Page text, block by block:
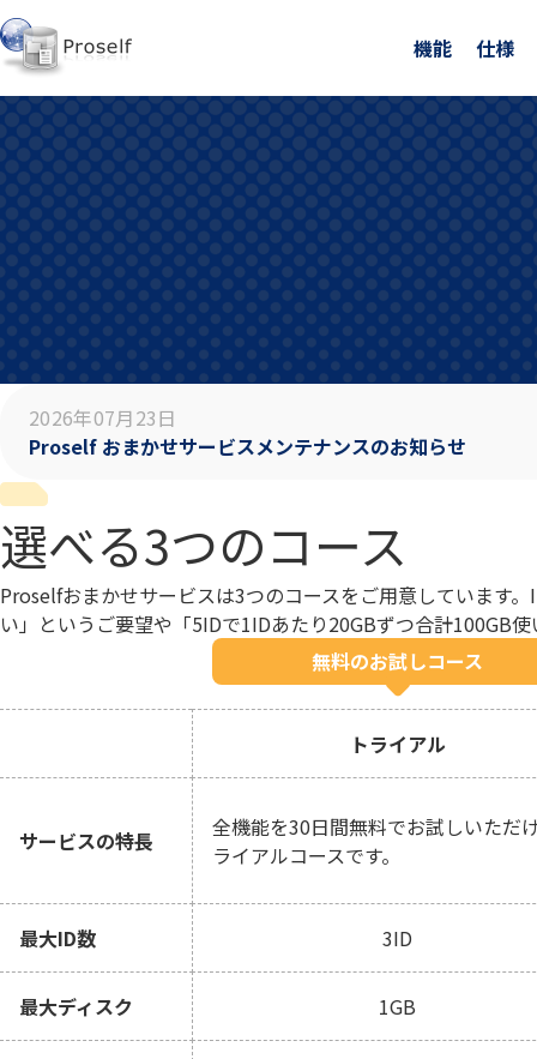
機能 仕様
2026年07月23日
Proself おまかせサービスメンテナンスのお知らせ
選べる3つのコース
Proselfおまかせサービスは3つのコースをご用意しています
い」というご要望や「5IDで1IDあたり20GBずつ合計100GB
無料のお試しコース
トライアル
サービスの特長
全機能を30日間無料でお試しいただ
ライアルコースです。
最大ID数 3ID
最大ディスク 1GB